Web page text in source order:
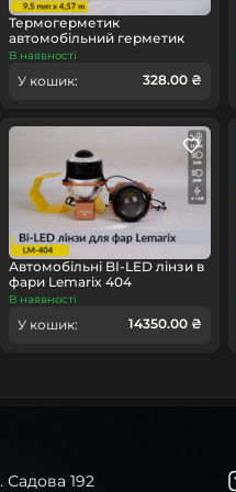
Термогерметик
автомобільний герметик
для фар Orgavyl Оргавіл
В наявності
У кошик: 328.00 ₴
Автомобільні BI-LED лінзи в
фари Lemarix 404
В наявності
У кошик: 14350.00 ₴
Садова 192